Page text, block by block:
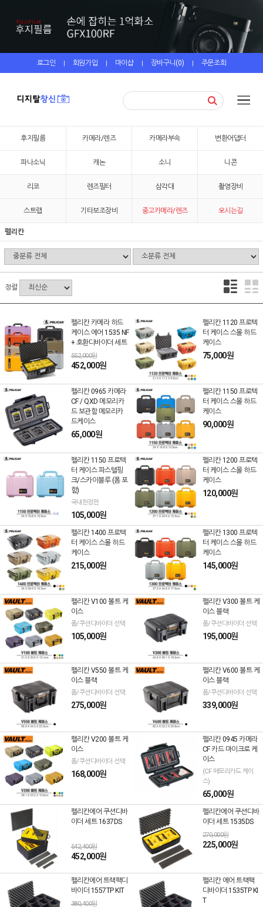
로그인 | 회원가입 | 마이샵 | 장바구니(0) | 주문조회
후지필름 카메라/렌즈 카메라부속 변환어댑터
파나소닉 캐논 소니 니콘
리코 렌즈필터 삼각대 촬영장비
스트랩 기타보조장비 중고카메라/렌즈 오시는길
펠리칸
정렬
펠리칸 카메라 하드
케이스 에어 1535 NF
+ 호환디바이더 세트
552,000원
452,000원
펠리칸 1120 프로텍
터 케이스 스몰 하드
케이스
75,000원
펠리칸 0965 카메라
CF / QXD 메모리카
드 보관함 메모리카
드케이스
65,000원
펠리칸 1150 프로텍
터 케이스 스몰 하드
케이스
90,000원
펠리칸 1150 프로텍
터 케이스 파스텔핑
크/스카이블루 (폼 포
함)
국내한정판
105,000원
펠리칸 1200 프로텍
터 케이스 스몰 하드
케이스
120,000원
펠리칸 1400 프로텍
터 케이스 스몰 하드
케이스
215,000원
펠리칸 1300 프로텍
터 케이스 스몰 하드
케이스
145,000원
펠리칸 V100 볼트 케
이스
폼/쿠션디바이더 선택
105,000원
펠리칸 V300 볼트 케
이스 블랙
폼/쿠션디바이더 선택
195,000원
펠리칸 V550 볼트 케
이스 블랙
폼/쿠션디바이더 선택
275,000원
펠리칸 V600 볼트 케
이스 블랙
폼/쿠션디바이더 선택
339,000원
펠리칸 V200 볼트 케
이스
폼/쿠션디바이더 선택
168,000원
펠리칸 0945 카메라
CF 카드 마이크로 케
이스
(CF 메모리카드 케이
스)
65,000원
펠리칸에어 쿠션디바
이더 세트 1637DS
542,400원
452,000원
펠리칸에어 쿠션디바
이더 세트 1535DS
270,000원
225,000원
펠리칸에어 트랙팩디
바이더 1557TP KIT
380,400원
펠리칸 에어 트랙팩
디바이더 1535TP KI
T